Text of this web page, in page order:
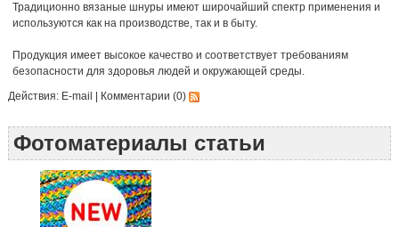
Традиционно вязаные шнуры имеют широчайший спектр применения и
используются как на производстве, так и в быту.
Продукция имеет высокое качество и соответствует требованиям
безопасности для здоровья людей и окружающей среды.
Действия: E-mail Комментарии (0)
Фотоматериалы статьи